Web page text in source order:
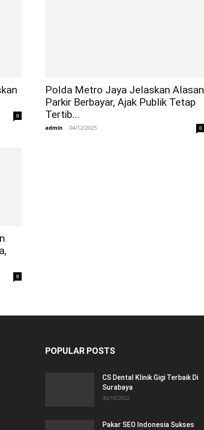
0
Polda Metro Jaya Jelaskan Alasan
Parkir Berbayar, Ajak Publik Tetap
Tertib...
admin - 04/12/2025 0
0
POPULAR POSTS
CS Dental Klinik Gigi Terbaik Di
Surabaya
30/10/2022
Pakar SEO Indonesia Sukses